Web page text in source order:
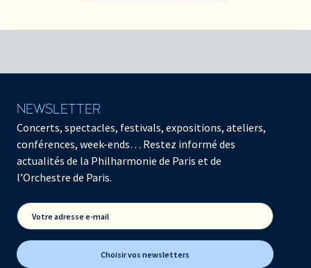
NEWSLETTER
Concerts, spectacles, festivals, expositions, ateliers,
conférences, week-ends… Restez informé des
actualités de la Philharmonie de Paris et de
l’Orchestre de Paris.
Votre adresse e-mail
Choisir vos newsletters